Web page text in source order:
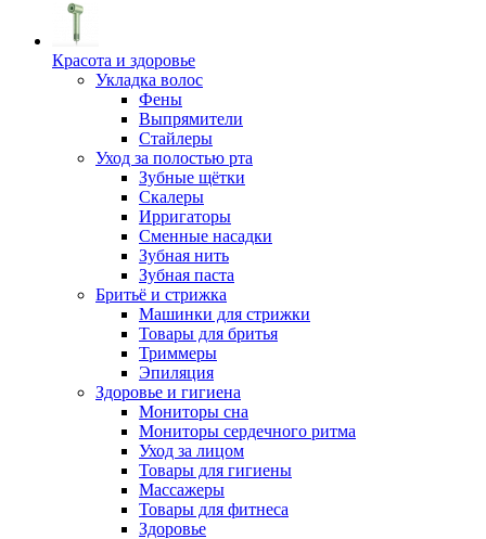
Красота и здоровье
Укладка волос
Фены
Выпрямители
Стайлеры
Уход за полостью рта
Зубные щётки
Скалеры
Ирригаторы
Сменные насадки
Зубная нить
Зубная паста
Бритьё и стрижка
Машинки для стрижки
Товары для бритья
Триммеры
Эпиляция
Здоровье и гигиена
Мониторы сна
Мониторы сердечного ритма
Уход за лицом
Товары для гигиены
Массажеры
Товары для фитнеса
Здоровье